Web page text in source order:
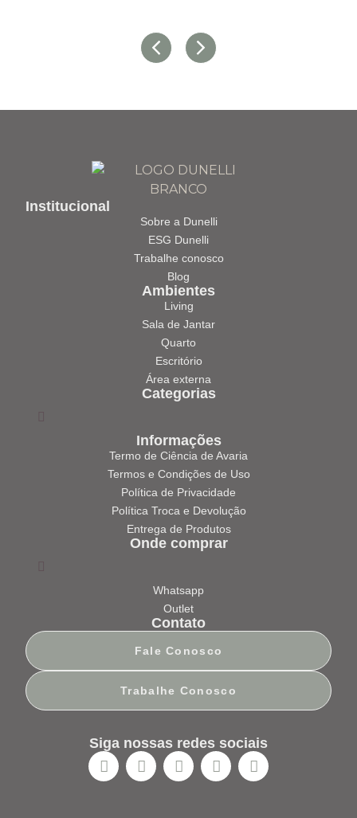
Institucional
Sobre a Dunelli
ESG Dunelli
Trabalhe conosco
Blog
Ambientes
Living
Sala de Jantar
Quarto
Escritório
Área externa
Categorias
Informações
Termo de Ciência de Avaria
Termos e Condições de Uso
Política de Privacidade
Política Troca e Devolução
Entrega de Produtos
Onde comprar
Whatsapp
Outlet
Contato
Fale Conosco
Trabalhe Conosco
Siga nossas redes sociais